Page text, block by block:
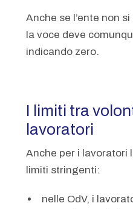
Anche se l’ente non
la voce deve
indicando zero.
I limiti tra
lavoratori
Anche per i lavoratori
limiti stringenti:
nelle OdV, i